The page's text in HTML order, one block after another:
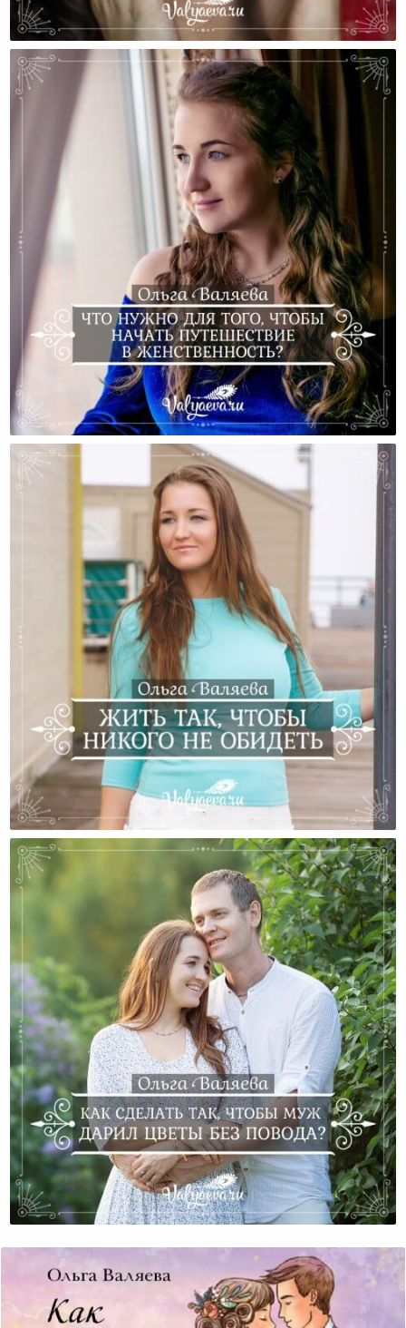
Чтобы Рожать, Нужно Взрослеть
Что Нужно Для Того, Чтобы Начать Путешествие В
Женственность?
Жить Так, Чтобы Никого Не Обидеть
Как Научить Мужа Дарить Цветы Без Повода?